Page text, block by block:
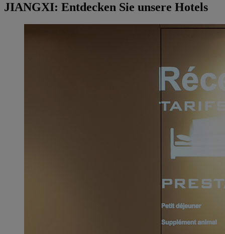
JIANGXI: Entdecken Sie unsere Hotels